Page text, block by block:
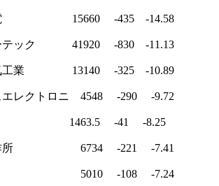
電 15660 -435 -14.58
テック 41920 -830 -11.13
工業 13140 -325 -10.89
エレクトロニ 4548 -290 -9.72
1463.5 -41 -8.25
作所 6734 -221 -7.41
5010 -108 -7.24